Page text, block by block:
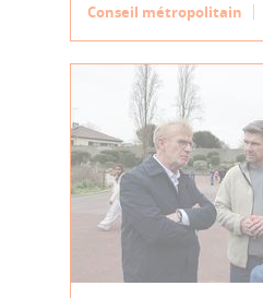
Conseil métropolitain